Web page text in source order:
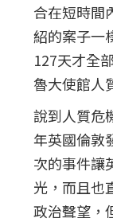
合在短時間
紹的案子一
127天才全
魯大使館人
說到人質危
年英國倫敦
次的事件讓
光，而且也
政治聲望，